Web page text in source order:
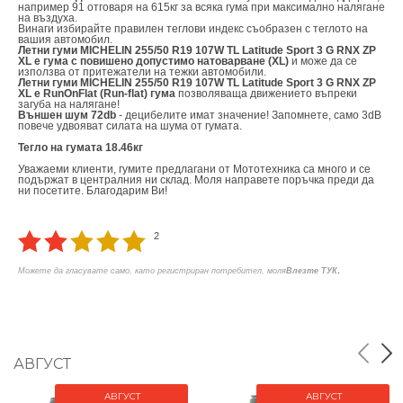
например 91 отговаря на 615кг за всяка гума при максимално налягане
на въздуха.
Винаги избирайте правилен теглови индекс съобразен с теглото на
вашия автомобил.
Летни гуми MICHELIN 255/50 R19 107W TL Latitude Sport 3 G RNX ZP
XL е гума с повишено допустимо натоварване (XL) и може да се
използва от притежатели на тежки автомобили.
Летни гуми MICHELIN 255/50 R19 107W TL Latitude Sport 3 G RNX ZP
XL е RunOnFlat (Run-flat) гума позволяваща движението въпреки
загуба на налягане!
Външен шум 72db - децибелите имат значение! Запомнете, само 3dB
повече удвояват силата на шума от гумата.
Тегло на гумата 18.46кг
Уважаеми клиенти, гумите предлагани от Мототехника са много и се
подържат в централния ни склад. Моля направете поръчка преди да
ни посетите. Благодарим Ви!
2
Можете да гласувате само, като регистриран потребител, моляВлезте ТУК
АВГУСТ
АВГУСТ АВГУСТ